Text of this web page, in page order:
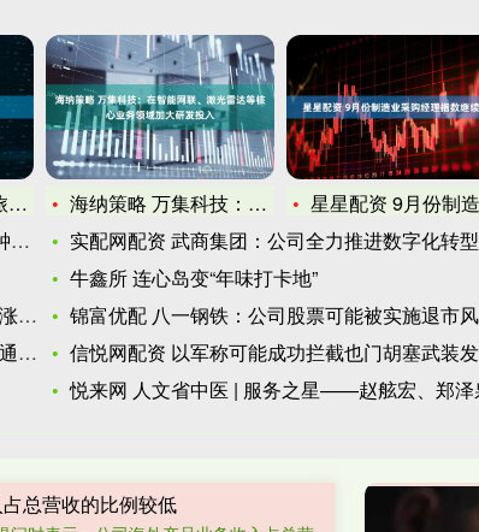
1
海纳策略 万集科技：在智能网联、激光雷达等核心业务领域加大研
星星配资 9月份制造业采购经理指数继续回升
实配网配资 武商集团：公司全力推进数字化转型、自营业务拓展
牛鑫所 连心岛变“年味打卡地”
锦富优配 八一钢铁：公司股票可能被实施退市风险
信悦网配资 以军称可能成功拦截也门胡塞武装发射的
悦来网 人文省中医 | 服务之星——赵舷宏、郑泽
总营收的比例较低